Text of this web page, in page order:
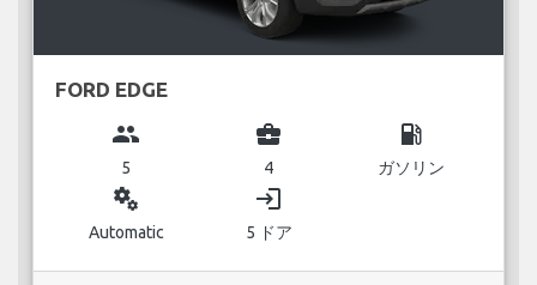
FORD EDGE
group
5
business_center
4
local_gas_station
ガソリン
miscellaneous_services
Automatic
login
5 ドア